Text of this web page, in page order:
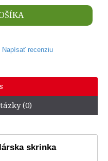
Napísať recenziu
(0)
skrinka